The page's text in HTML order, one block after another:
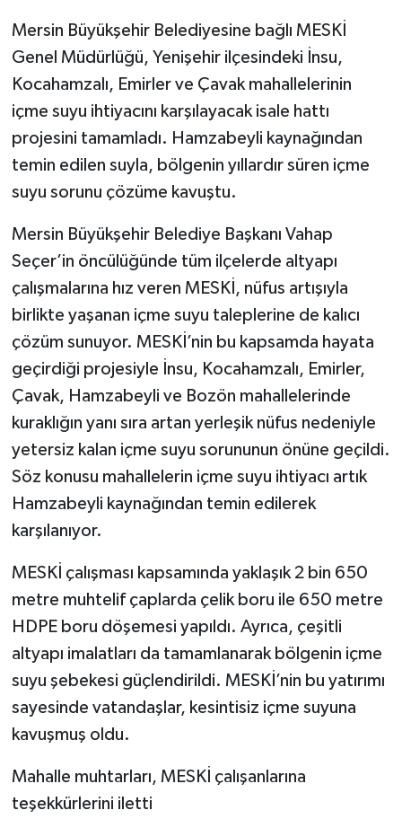
Mersin Büyükşehir Belediyesine bağlı MESKİ
Genel Müdürlüğü, Yenişehir ilçesindeki İnsu,
Kocahamzalı, Emirler ve Çavak mahallelerinin
içme suyu ihtiyacını karşılayacak isale hattı
projesini tamamladı. Hamzabeyli kaynağından
temin edilen suyla, bölgenin yıllardır süren içme
suyu sorunu çözüme kavuştu.
Mersin Büyükşehir Belediye Başkanı Vahap
Seçer’in öncülüğünde tüm ilçelerde altyapı
çalışmalarına hız veren MESKİ, nüfus artışıyla
birlikte yaşanan içme suyu taleplerine de kalıcı
çözüm sunuyor. MESKİ’nin bu kapsamda hayata
geçirdiği projesiyle İnsu, Kocahamzalı, Emirler,
Çavak, Hamzabeyli ve Bozön mahallelerinde
kuraklığın yanı sıra artan yerleşik nüfus nedeniyle
yetersiz kalan içme suyu sorununun önüne geçildi.
Söz konusu mahallelerin içme suyu ihtiyacı artık
Hamzabeyli kaynağından temin edilerek
karşılanıyor.
MESKİ çalışması kapsamında yaklaşık 2 bin 650
metre muhtelif çaplarda çelik boru ile 650 metre
HDPE boru döşemesi yapıldı. Ayrıca, çeşitli
altyapı imalatları da tamamlanarak bölgenin içme
suyu şebekesi güçlendirildi. MESKİ’nin bu yatırımı
sayesinde vatandaşlar, kesintisiz içme suyuna
kavuşmuş oldu.
Mahalle muhtarları, MESKİ çalışanlarına
teşekkürlerini iletti